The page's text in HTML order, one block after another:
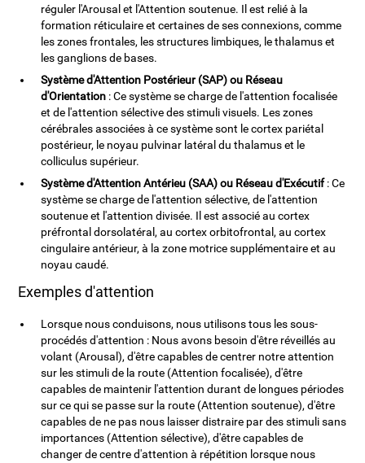
réguler l'Arousal et l'Attention soutenue. Il est relié à la
formation réticulaire et certaines de ses connexions, comme
les zones frontales, les structures limbiques, le thalamus et
les ganglions de bases.
Système d'Attention Postérieur (SAP) ou Réseau
d'Orientation : Ce système se charge de l'attention focalisée
et de l'attention sélective des stimuli visuels. Les zones
cérébrales associées à ce système sont le cortex pariétal
postérieur, le noyau pulvinar latéral du thalamus et le
colliculus supérieur.
Système d'Attention Antérieu (SAA) ou Réseau d'Exécutif: Ce
système se charge de l'attention sélective, de l'attention
soutenue et l'attention divisée. Il est associé au cortex
préfrontal dorsolatéral, au cortex orbitofrontal, au cortex
cingulaire antérieur, à la zone motrice supplémentaire et au
noyau caudé.
Exemples d'attention
Lorsque nous conduisons, nous utilisons tous les sous-
procédés d'attention : Nous avons besoin d'être réveillés au
volant (Arousal), d'être capables de centrer notre attention
sur les stimuli de la route (Attention focalisée), d'être
capables de maintenir l'attention durant de longues périodes
sur ce qui se passe sur la route (Attention soutenue), d'être
capables de ne pas nous laisser distraire par des stimuli sans
importances (Attention sélective), d'être capables de
changer de centre d'attention à répétition lorsque nous